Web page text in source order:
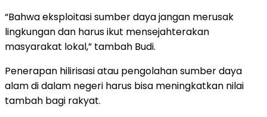
“Bahwa eksploitasi sumber daya jangan merusak
lingkungan dan harus ikut mensejahterakan
masyarakat lokal,” tambah Budi.
Penerapan hilirisasi atau pengolahan sumber daya
alam di dalam negeri harus bisa meningkatkan nilai
tambah bagi rakyat.